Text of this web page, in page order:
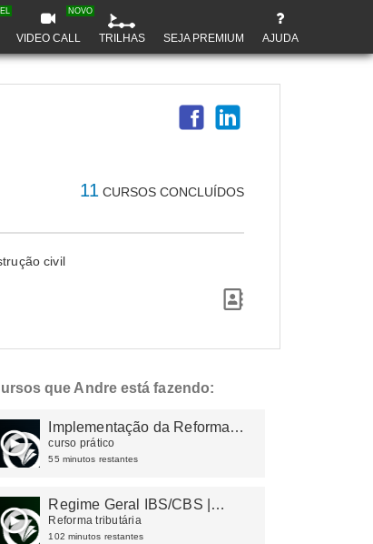
VIDEO CALL
NOVO
TRILHAS SEJA PREMIUM AJUDA
11 CURSOS CONCLUÍDOS
civil
que Andre está fazendo:
Implementação da Reforma
Tributária: Cálculos e
Estratégias
curso prático
55 minutos restantes
Regime Geral IBS/CBS |
Simples Nacional
Reforma tributária
102 minutos restantes